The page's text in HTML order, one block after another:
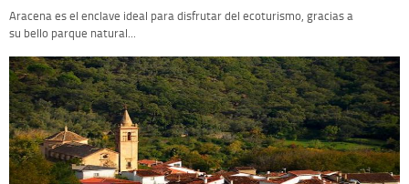
Aracena es el enclave ideal para disfrutar del ecoturismo, gracias a
su bello parque natural...